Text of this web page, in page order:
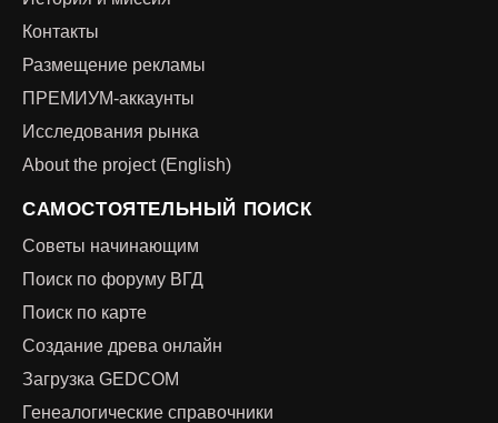
Контакты
Размещение рекламы
ПРЕМИУМ-аккаунты
Исследования рынка
About the project (English)
САМОСТОЯТЕЛЬНЫЙ ПОИСК
Советы начинающим
Поиск по форуму ВГД
Поиск по карте
Создание древа онлайн
Загрузка GEDCOM
Генеалогические справочники